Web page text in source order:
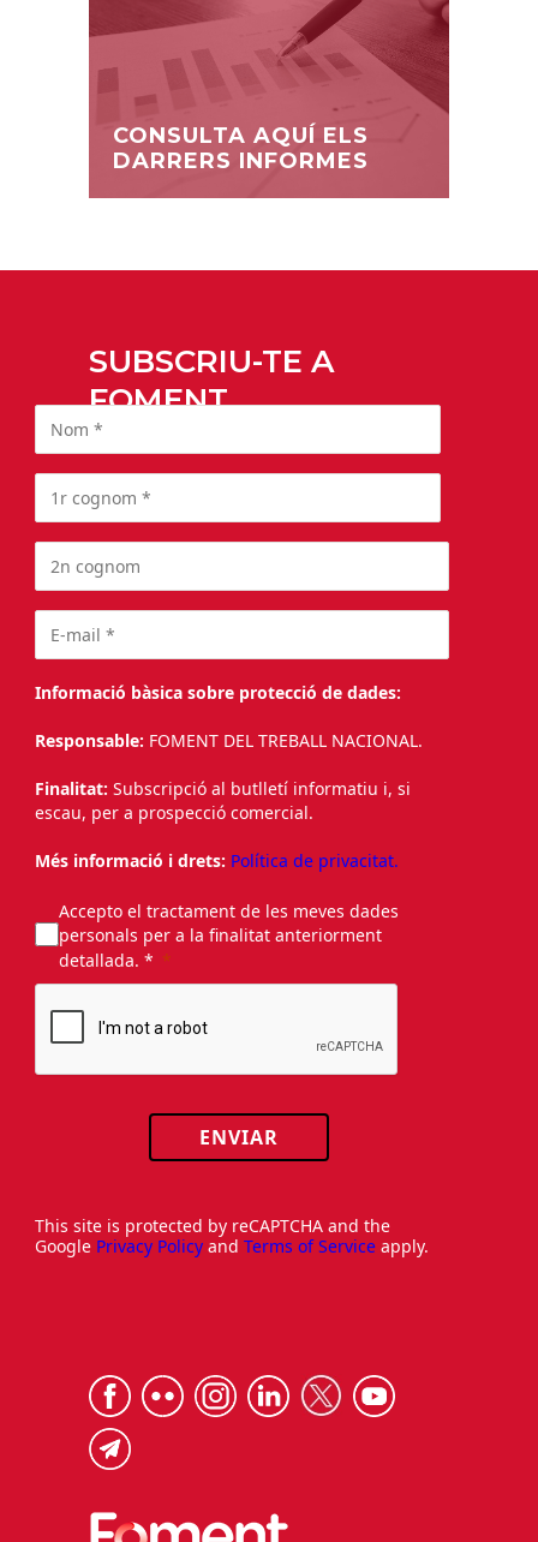
CONSULTA AQUÍ ELS
DARRERS INFORMES
SUBSCRIU-TE A
FOMENT
Informació bàsica sobre protecció de dades:
Responsable: FOMENT DEL TREBALL NACIONAL.
Finalitat: Subscripció al butlletí informatiu i, si
escau, per a prospecció comercial.
Més informació i drets: Política de privacitat.
Accepto el tractament de les meves dades
personals per a la finalitat anteriorment
detallada. *
ENVIAR
This site is protected by reCAPTCHA and the
Google Privacy Policy and Terms of Service apply.